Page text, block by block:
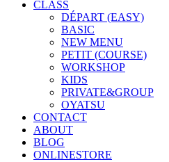
CLASS
DÉPART (EASY)
BASIC
NEW MENU
PETIT (COURSE)
WORKSHOP
KIDS
PRIVATE&GROUP
OYATSU
CONTACT
ABOUT
BLOG
ONLINESTORE